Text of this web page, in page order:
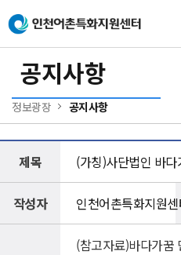
공지사항
정보광장 공지사항
제목 (가칭)사단법인 바
작성자 인천어촌특화지원센
(참고자료)바다가꿈